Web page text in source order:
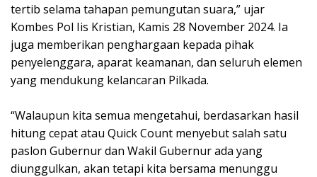
tertib selama tahapan pemungutan suara,” ujar
Kombes Pol Iis Kristian, Kamis 28 November 2024. Ia
juga memberikan penghargaan kepada pihak
penyelenggara, aparat keamanan, dan seluruh elemen
yang mendukung kelancaran Pilkada.
“Walaupun kita semua mengetahui, berdasarkan hasil
hitung cepat atau Quick Count menyebut salah satu
paslon Gubernur dan Wakil Gubernur ada yang
diunggulkan, akan tetapi kita bersama menunggu